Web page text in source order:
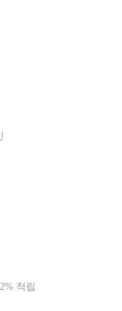
적립